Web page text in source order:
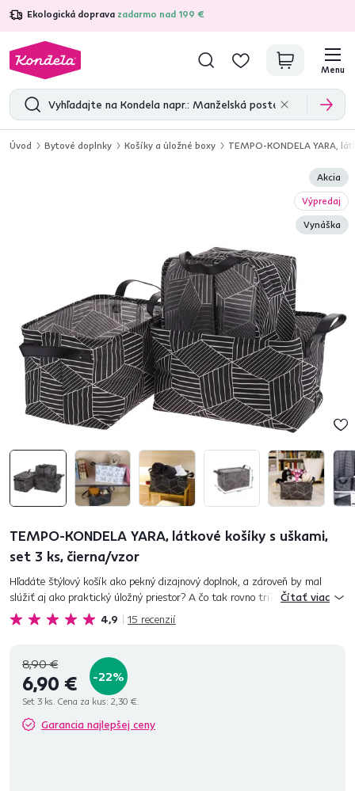
Ekologická doprava zadarmo nad 199 €
4,7 31 285overených produktových recenzií
Menu
Úvod Bytové doplnky Košíky a úložné boxy TEMPO-KONDELA YARA,
Akcia
Výpredaj
Vynáška
TEMPO-KONDELA YARA, látkové košíky s uškami,
set 3 ks, čierna/vzor
4,9 15 recenzií
Hľadáte štýlový košík ako pekný dizajnový doplnok, a zároveň by mal
slúžiť aj ako praktický úložný priestor? A čo tak rovno tri? Látkové
košíky zo setu YARA budú vašimi najlepšími pomocníkmi p...
Čítať viac
8,90 €
6,90 € -22%
Set 3 ks. Cena za kus: 2,30 €.
Garancia najlepšej ceny